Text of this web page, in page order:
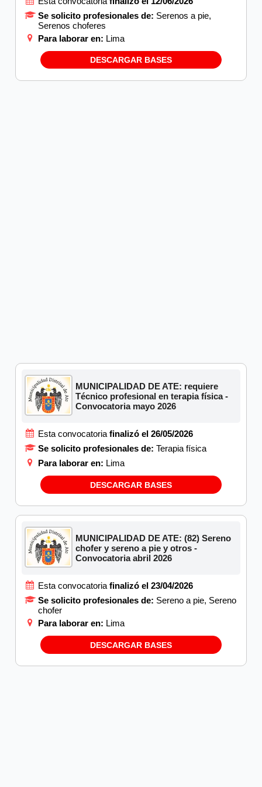
Se solicito profesionales de: Serenos a pie,
Serenos choferes
Para laborar en: Lima
DESCARGAR BASES
MUNICIPALIDAD DE ATE: requiere
Técnico profesional en terapia física -
Convocatoria mayo 2026
Esta convocatoriafinalizó el 26/05/2026
Se solicito profesionales de: Terapia física
Para laborar en: Lima
DESCARGAR BASES
MUNICIPALIDAD DE ATE: (82) Sereno
chofer y sereno a pie y otros -
Convocatoria abril 2026
Esta convocatoria finalizó el 23/04/2026
Se solicito profesionales de: Sereno a pie, Sereno
chofer
Para laborar en: Lima
DESCARGAR BASES